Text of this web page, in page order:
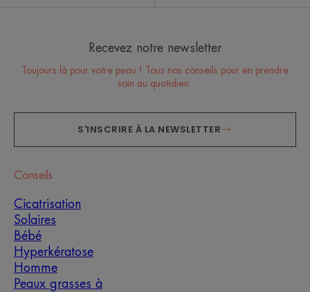
Recevez notre newsletter
Toujours là pour votre peau ! Tous nos conseils pour en prendre
soin au quotidien.
S'INSCRIRE À LA NEWSLETTER
Conseils
Cicatrisation
Solaires
Bébé
Hyperkératose
Homme
Peaux grasses à